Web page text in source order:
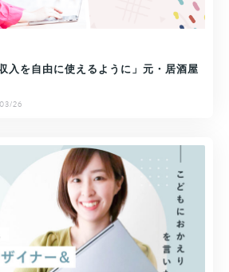
入を自由に使えるように」元・居酒屋
26